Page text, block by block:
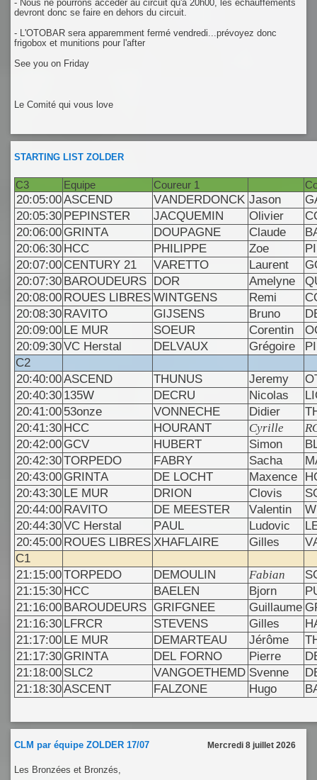
- Nous ne pourrons accéder au circuit qu'à 20h00, les échauffements
devront donc se faire en dehors du circuit.
- L'OTOBAR sera apparemment fermé vendredi...prévoyez donc
frigobox et munitions pour l'after
See you on Friday
Le Comité qui vous love
STARTING LIST ZOLDER
C3 Equipe Coureur 1
20:05:00ASCEND VANDERDONCK Jason
20:05:30 PEPINSTER JACQUEMIN Olivier
20:06:00 GRINTA DOUPAGNE Claude
20:06:30 HCC PHILIPPE Zoe
20:07:00 CENTURY 21 VARETTO Laurent
20:07:30 BAROUDEURS DOR Amelyne
20:08:00 ROUES LIBRES WINTGENS Remi
20:08:30 RAVITO GIJSENS Bruno
20:09:00 LE MUR SOEUR Corentin
20:09:30VC Herstal DELVAUX Grégoire
C2
20:40:00ASCEND THUNUS Jeremy
20:40:30 135W DECRU Nicolas
20:41:00 53onze VONNECHE Didier
20:41:30 HCC HOURANT Cyrille
20:42:00 GCV HUBERT Simon
20:42:30TORPEDO FABRY Sacha
20:43:00 GRINTA DE LOCHT Maxence
20:43:30 LE MUR DRION Clovis
20:44:00 RAVITO DE MEESTER Valentin
20:44:30VC Herstal PAUL Ludovic
20:45:00 ROUES LIBRES XHAFLAIRE Gilles
C1
21:15:00TORPEDO DEMOULIN Fabian
21:15:30 HCC BAELEN Bjorn
21:16:00 BAROUDEURS GRIFGNEE Guillaume
21:16:30 LFRCR STEVENS Gilles
21:17:00 LE MUR DEMARTEAU Jérôme
21:17:30 GRINTA DEL FORNO Pierre
21:18:00 SLC2 VANGOETHEMD Svenne
21:18:30ASCENT FALZONE Hugo
CLM par équipe ZOLDER 17/07 Mercredi 8 juillet 2026
Les Bronzées et Bronzés,